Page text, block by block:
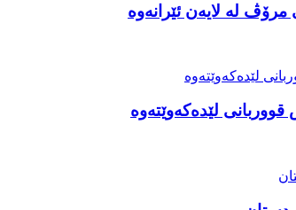
لە لایەن ئێرانەوە
لێدەکەوێتەوە